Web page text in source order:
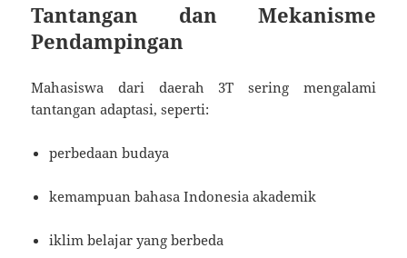
Tantangan dan Mekanisme
Pendampingan
Mahasiswa dari daerah 3T sering mengalami
tantangan adaptasi, seperti:
perbedaan budaya
kemampuan bahasa Indonesia akademik
iklim belajar yang berbeda